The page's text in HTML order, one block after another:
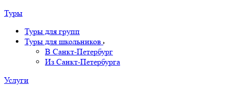
Туры
Туры для групп
Туры для школьников
В Санкт-Петербург
Из Санкт-Петербурга
Услуги